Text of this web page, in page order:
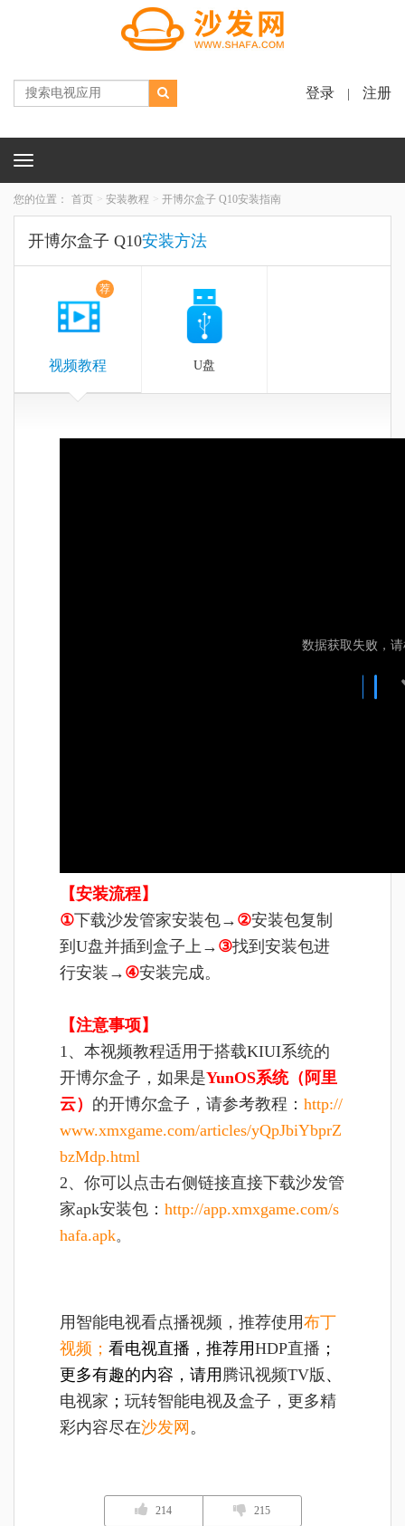
登录 注册
Toggle
您的位置： 首页 安装教程 开博尔盒子 Q10安装指南
开博尔盒子 Q10安装方法
荐
视频教程 U盘
【安装流程】
①下载沙发管家安装包→ ②安装包复制
到U盘并插到盒子上→ ③找到安装包进
行安装→ ④安装完成。
【注意事项】
1、本视频教程适用于搭载KIUI系统的
开博尔盒子，如果是YunOS系统（阿里
云） 的开博尔盒子，请参考教程： http://
www.xmxgame.com/articles/yQpJbiYbprZ
bzMdp.html
2、你可以点击右侧链接直接下载沙发管
家apk安装包： http://app.xmxgame.com/s
hafa.apk。
用智能电视看点播视频，推荐使用布丁
视频 ； 看电视直播，推荐用HDP直播 ；
更多有趣的内容，请用 腾讯视频TV版 、
电视家 ； 玩转智能电视及盒子，更多精
彩内容尽在沙发网 。
214 215